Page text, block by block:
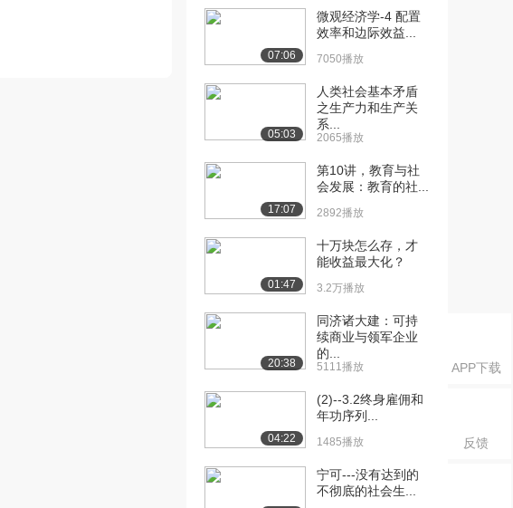
APP下载
反馈
4310播放
[16] 3-2 专家和非专家的区
别（上）
09:36
[17] 3-2 专家和非专家的区
09:42
[18] 3-3 如何成为专家
08:30
[19] 3-3 如何成为专家
4435播放
08:29
[20] 4-1 自我激励的力量
5125播放
12:30
[21] 4-1 自我激励的力量
12:31
[22] 4-2 意志力的力量
05:29
07:06
微观经济学-4 配置
效率和边际效益...
7050播放
05:03
人类社会基本矛盾
之生产力和生产关
系...
2065播放
17:07
第10讲，教育与社
会发展：教育的社...
2892播放
01:47
十万块怎么存，才
能收益最大化？
3.2万播放
20:38
同济诸大建：可持
续商业与领军企业
的...
5111播放
04:22
(2)--3.2终身雇佣和
年功序列...
1485播放
宁可---没有达到的
不彻底的社会生...